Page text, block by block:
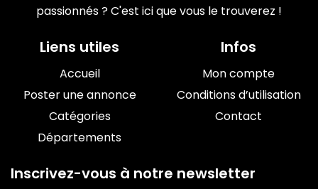
passionnés ? C'est ici que vous le trouverez !
Liens utiles
Accueil
Poster une annonce
Catégories
Départements
Infos
Mon compte
Conditions d’utilisation
Contact
Inscrivez-vous à notre newsletter